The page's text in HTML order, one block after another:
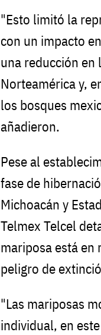
"Esto limitó la
con un impacto
una reducción en
Norteamérica y,
los bosques
añadieron.
Pese al
fase de
Michoacán y
Telmex Telcel
mariposa está en
peligro de
"Las mariposas
individual, en